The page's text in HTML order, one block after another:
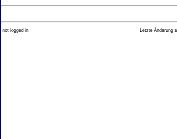
Ein Teil der Daten wird erhoben, um
Welche Rechte haben Sie
Sie haben jederzeit das Recht
not logged in Letzte Änderung